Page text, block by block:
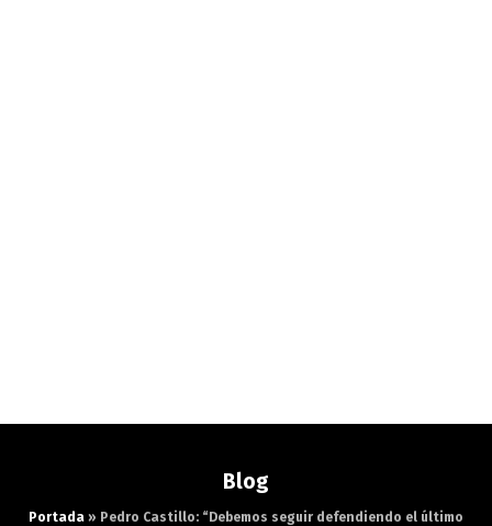
Blog
Portada » Pedro Castillo: “Debemos seguir defendiendo el último